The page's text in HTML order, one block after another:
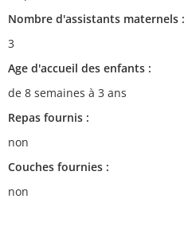
Nombre d'assistants maternels :
3
Age d'accueil des enfants :
de 8 semaines à 3 ans
Repas fournis :
non
Couches fournies :
non